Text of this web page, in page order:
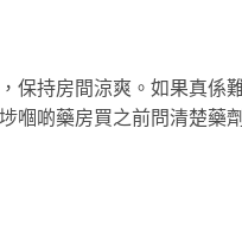
保持房間涼爽。如果真係
嗰啲藥房買之前問清楚藥